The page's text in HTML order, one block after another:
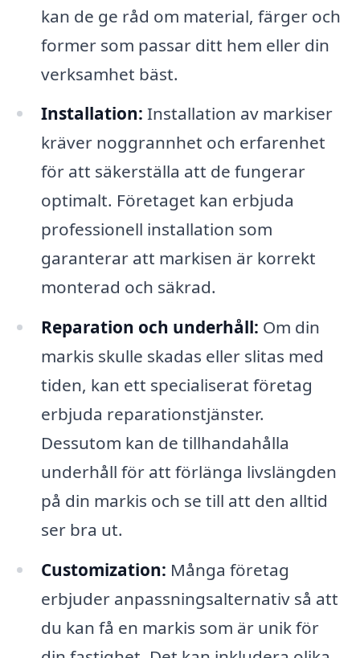
kan de ge råd om material, färger och
former som passar ditt hem eller din
verksamhet bäst.
Installation: Installation av markiser
kräver noggrannhet och erfarenhet
för att säkerställa att de fungerar
optimalt. Företaget kan erbjuda
professionell installation som
garanterar att markisen är korrekt
monterad och säkrad.
Reparation och underhåll: Om din
markis skulle skadas eller slitas med
tiden, kan ett specialiserat företag
erbjuda reparationstjänster.
Dessutom kan de tillhandahålla
underhåll för att förlänga livslängden
på din markis och se till att den alltid
ser bra ut.
Customization: Många företag
erbjuder anpassningsalternativ så att
du kan få en markis som är unik för